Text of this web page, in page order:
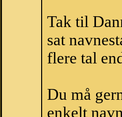
Tak til
sat
flere tal
Du må
enkelt